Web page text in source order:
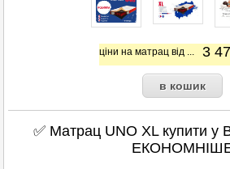
ціни на матрац від ... 3
✅ Матрац UNO XL купити